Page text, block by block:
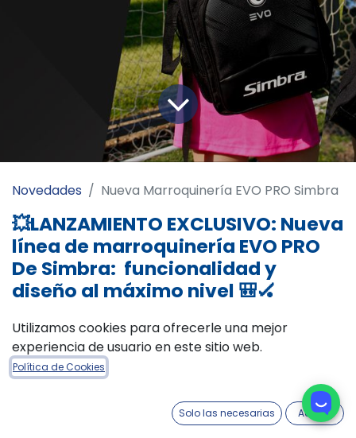
Novedades Nueva Marroquinería EVO PRO Simbra
💥LANZAMIENTO EXCLUSIVO: Nueva
línea de marroquinería EVO PRO
De Simbra: funcionalidad y
diseño al máximo nivel 🎒🏑
En Sportcom seguimos renovando nuestro
portfolio para que puedas ofrecerle a tus
clientes lo último en equipamiento para
hockey, el deporte más famoso entre las
Utilizamos cookies para ofrecerle una mejor
experiencia de usuario en este sitio web.
Política de Cookies
Solo las necesarias Acepto